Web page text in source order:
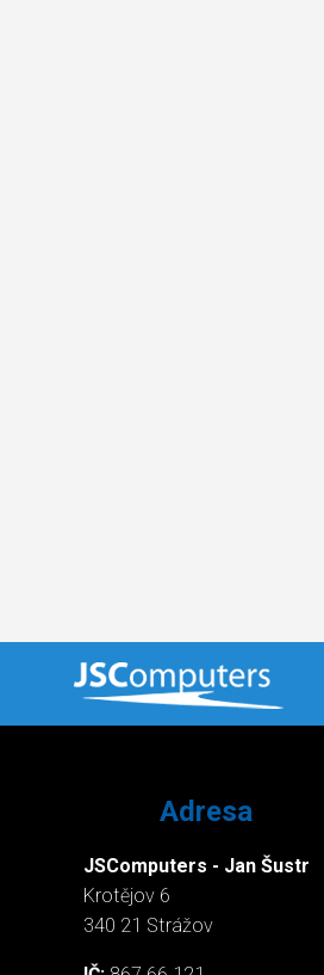
Adresa
JSComputers - Jan Šustr
Krotějov 6
340 21 Strážov